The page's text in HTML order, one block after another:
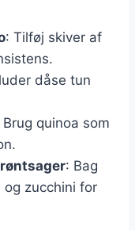
: Tilføj skiver af
dåse tun
Brug quinoa som
: Bag
og zucchini for